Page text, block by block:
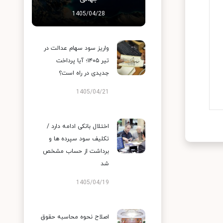
1405/04/28
واریز سود سهام عدالت در
تیر ۱۴۰۵؛ آیا پرداخت
جدیدی در راه است؟
1405/04/21
اختلال بانکی ادامه دارد /
تکلیف سود سپرده ها و
برداشت از حساب مشخص
شد
1405/04/19
اصلاح نحوه محاسبه حقوق